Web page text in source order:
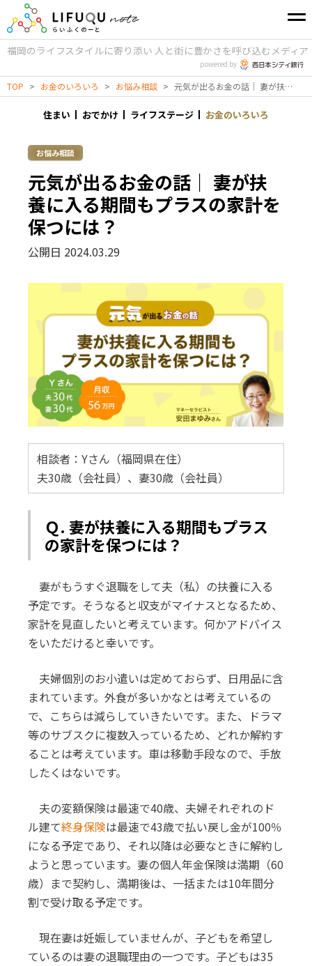
福岡のライフスタイルに寄り添い 人と街に豊かさを呼び込むメディア
powered by
TOP > お金のいろいろ > お悩み相談 > 元気が出るお金の話｜ 妻が扶養に入る期間もプラスの家計を保つには？
住まい おでかけ ライフステージ お金のいろいろ
お悩み相談
元気が出るお金の話｜ 妻が扶
養に入る期間もプラスの家計を
保つには？
公開日 2024.03.29
相談者：Yさん（福岡県在住）
夫30歳（会社員）、妻30歳（会社員）
Ｑ. 妻が扶養に入る期間もプラス
の家計を保つには？
妻がもうすぐ退職をして夫（私）の扶養に入る
予定です。そうなると収支がマイナスとなるため、
家計を見直したいと考えています。何かアドバイス
をいただけると幸いです。
夫婦個別のお小遣いは定めておらず、日用品に含
まれています。外食が多いかなとは考えているの
で、こちらは減らしていきたいです。また、ドラマ
等のサブスクに複数入っているため、どれか解約す
ることは考えています。車は移動手段なので、手放
したくはないです。
夫の変額保険は最速で40歳、夫婦それぞれのド
ル建て終身保険は最速で43歳で払い戻し金が100％
になる予定であり、それ以降は必要なときに解約し
ようと思っています。妻の個人年金保険は満期（60
歳）まで契約し、満期後は、一括または10年間分
割で受け取る予定です。
現在妻は妊娠していませんが、子どもを希望し
ているのは妻の退職理由の一つです。子どもは35